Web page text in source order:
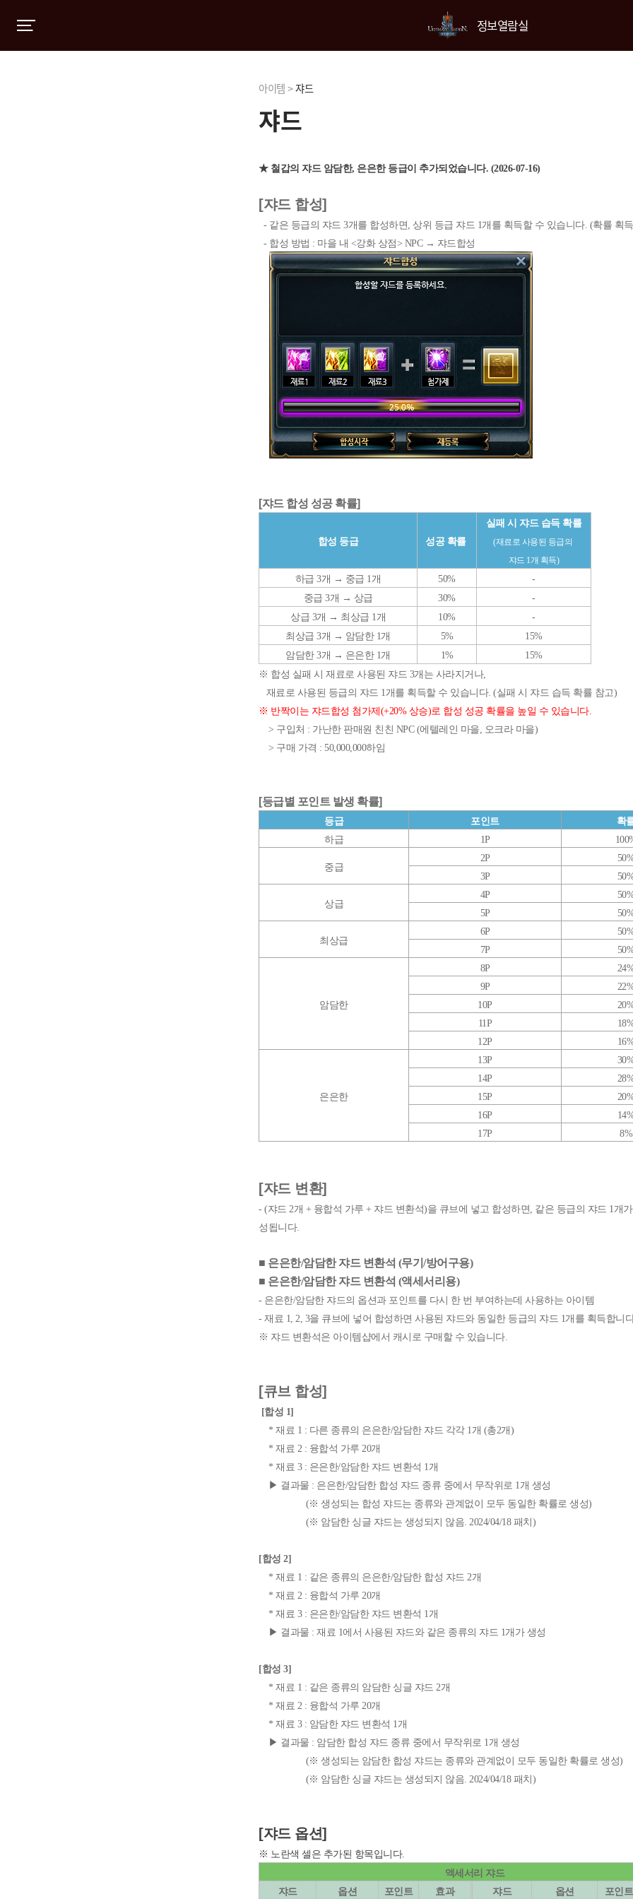
정보열람실
아이템 >쟈드
쟈드
★ 철갑의 쟈드 암담한, 은은한 등급이 추가되었습니다. (2026-07-16)
[쟈드 합성]
- 같은 등급의 쟈드 3개를 합성하면, 상위 등급 쟈드 1개를 획득할 수 있습니다. (확률 획
- 합성 방법 : 마을 내 <강화 상점> NPC → 쟈드합성
[쟈드 합성 성공 확률]
합성 등급 성공 확률
실패 시 쟈드 습득 확률
(재료로 사용된 등급의
쟈드 1개 획득)
하급 3개 → 중급 1개 50%
-
중급 3개 → 상급 30%
-
상급 3개 → 최상급 1개 10%
-
최상급 3개 → 암담한 1개 5%
15%
암담한 3개 → 은은한 1개 1%
15%
※ 합성 실패 시 재료로 사용된 쟈드 3개는 사라지거나,
재료로 사용된 등급의 쟈드 1개를 획득할 수 있습니다. (실패 시 쟈드 습득 확률 참고)
※ 반짝이는 쟈드합성 첨가제(+20% 상승)로 합성 성공 확률을 높일 수 있습니다.
> 구입처 : 가난한 판매원 친친 NPC (에텔레인 마을, 오크라 마을)
> 구매 가격 : 50,000,000하임
[등급별 포인트 발생 확률]
등급 포인트
확
하급
1P
중급
2P
3P
상급
4P
5P
최상급
6P
7P
암담한
8P
9P
10P
11P
12P
은은한
13P
14P
15P
16P
17P
8%
[쟈드 변환]
- (쟈드 2개 + 융합석 가루 + 쟈드 변환석)을 큐브에 넣고 합성하면, 같은 등급의 쟈드 1개
성됩니다.
■ 은은한/암담한 쟈드 변환석 (무기/방어구용)
■ 은은한/암담한 쟈드 변환석 (액세서리용)
- 은은한/암담한 쟈드의 옵션과 포인트를 다시 한 번 부여하는데 사용하는 아이템
- 재료 1, 2, 3을 큐브에 넣어 합성하면 사용된 쟈드와 동일한 등급의 쟈드 1개를 획득합니
※ 쟈드 변환석은 아이템샵에서 캐시로 구매할 수 있습니다.
[큐브 합성]
[합성 1]
* 재료 1 : 다른 종류의 은은한/암담한 쟈드 각각 1개 (총2개)
* 재료 2 : 융합석 가루 20개
* 재료 3 : 은은한/암담한 쟈드 변환석 1개
▶ 결과물 : 은은한/암담한 합성 쟈드 종류 중에서 무작위로 1개 생성
(※ 생성되는 합성 쟈드는 종류와 관계없이 모두 동일한 확률로 생성)
(※ 암담한 싱글 쟈드는 생성되지 않음. 2024/04/18 패치)
[합성 2]
* 재료 1 : 같은 종류의 은은한/암담한 합성 쟈드 2개
* 재료 2 : 융합석 가루 20개
* 재료 3 : 은은한/암담한 쟈드 변환석 1개
▶ 결과물 : 재료 1에서 사용된 쟈드와 같은 종류의 쟈드 1개가 생성
[합성 3]
* 재료 1 : 같은 종류의 암담한 싱글 쟈드 2개
* 재료 2 : 융합석 가루 20개
* 재료 3 : 암담한 쟈드 변환석 1개
▶ 결과물 : 암담한 합성 쟈드 종류 중에서 무작위로 1개 생성
(※ 생성되는 암담한 합성 쟈드는 종류와 관계없이 모두 동일한 확률로 생성)
(※ 암담한 싱글 쟈드는 생성되지 않음. 2024/04/18 패치)
[쟈드 옵션]
※ 노란색 셀은 추가된 항목입니다.
액세서리 쟈드
쟈드
옵션 포인트 효과 쟈드 옵션 포인트